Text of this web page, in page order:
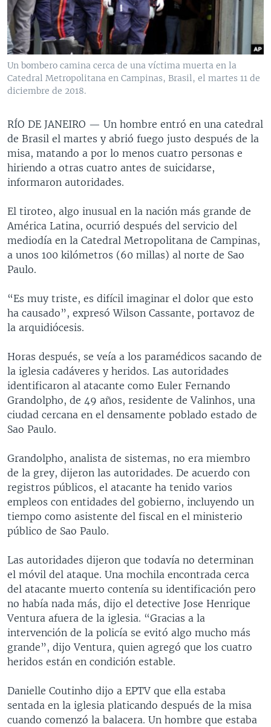
VENEZUELA
BRASIL
NICARAGUA
ECONOMÍA
ENTRETENIMIENTO Y CULTURA
TECNOLOGÍA
DEPORTES
MULTIMEDIA
VIDEOS
FOTOGRAFÍA
AUDIOS
PROGRAMAS TV
EL MUNDO AL DÍA
FORO INTERAMERICANO
LAS CLAVES
PANORAMA
RADIO
AVANCE INFORMATIVO
BUENOS DÍAS AMÉRICA
ESTADOS UNIDOS AL DÍA
EL MUNDO AL DÍA [RADIO]
FORO [RADIO]
DEPORTIVO INTERNACIONAL
NOTA ECONÓMICA
ENTRETENIMIENTO
DIRECT
Learning English
SÍGANOS
Idiomas
Un bombero camina cerca de una víctima muerta en la
Catedral Metropolitana en Campinas, Brasil, el martes 11 de
diciembre de 2018.
RÍO DE JANEIRO — Un hombre entró en una catedral
de Brasil el martes y abrió fuego justo después de la
misa, matando a por lo menos cuatro personas e
hiriendo a otras cuatro antes de suicidarse,
informaron autoridades.
El tiroteo, algo inusual en la nación más grande de
América Latina, ocurrió después del servicio del
mediodía en la Catedral Metropolitana de Campinas,
a unos 100 kilómetros (60 millas) al norte de Sao
Paulo.
“Es muy triste, es difícil imaginar el dolor que esto
ha causado”, expresó Wilson Cassante, portavoz de
la arquidiócesis.
Horas después, se veía a los paramédicos sacando de
la iglesia cadáveres y heridos. Las autoridades
identificaron al atacante como Euler Fernando
Grandolpho, de 49 años, residente de Valinhos, una
ciudad cercana en el densamente poblado estado de
Sao Paulo.
Grandolpho, analista de sistemas, no era miembro
de la grey, dijeron las autoridades. De acuerdo con
registros públicos, el atacante ha tenido varios
empleos con entidades del gobierno, incluyendo un
tiempo como asistente del fiscal en el ministerio
público de Sao Paulo.
Las autoridades dijeron que todavía no determinan
el móvil del ataque. Una mochila encontrada cerca
del atacante muerto contenía su identificación pero
no había nada más, dijo el detective Jose Henrique
Ventura afuera de la iglesia. “Gracias a la
intervención de la policía se evitó algo mucho más
grande”, dijo Ventura, quien agregó que los cuatro
heridos están en condición estable.
Danielle Coutinho dijo a EPTV que ella estaba
sentada en la iglesia platicando después de la misa
cuando comenzó la balacera. Un hombre que estaba